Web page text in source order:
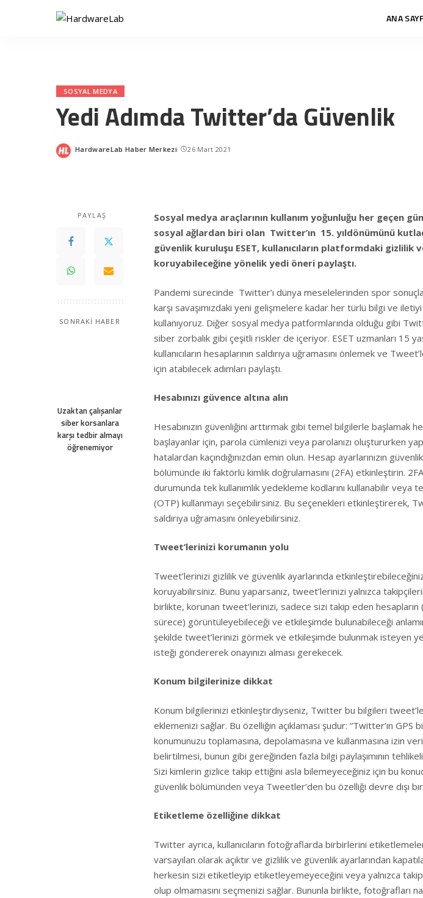
ANA
SOSYAL MEDYA
Yedi Adımda Twitter’da Güvenlik
Posted
HardwareLab Haber Merkezi 26 Mart 2021
PAYLAŞ
SONRAKİ HABER
Uzaktan çalışanlar
siber korsanlara
karşı tedbir almayı
öğrenemiyor
Sosyal medya araçlarının kullanım yoğunluğu her geçen
sosyal ağlardan biri olan Twitter’ın 15. yıldönümünü
güvenlik kuruluşu ESET, kullanıcıların platformdaki gizlilik
koruyabileceğine yönelik yedi öneri paylaştı.
Pandemi sürecinde Twitter’ı dünya meselelerinden spor
karşı savaşımızdaki yeni gelişmelere kadar her türlü bilgi ve
kullanıyoruz. Diğer sosyal medya patformlarında olduğu gibi
siber zorbalık gibi çeşitli riskler de içeriyor. ESET uzmanları 15
kullanıcıların hesaplarının saldırıya uğramasını önlemek ve
için atabilecek adımları paylaştı.
Hesabınızı güvence altına alın
Hesabınızın güvenliğini arttırmak gibi temel bilgilerle başlamak
başlayanlar için, parola cümlenizi veya parolanızı oluştururken
hatalardan kaçındığınızdan emin olun. Hesap ayarlarınızın
bölümünde iki faktörlü kimlik doğrulamasını (2FA) etkinleştirin.
durumunda tek kullanımlık yedekleme kodlarını kullanabilir veya
(OTP) kullanmayı seçebilirsiniz. Bu seçenekleri etkinleştirerek,
saldırıya uğramasını önleyebilirsiniz.
Tweet’lerinizi korumanın yolu
Tweet’lerinizi gizlilik ve güvenlik ayarlarında
koruyabilirsiniz. Bunu yaparsanız, tweet’lerinizi yalnızca
birlikte, korunan tweet’lerinizi, sadece sizi takip eden hesapların
sürece) görüntüleyebileceği ve etkileşimde bulunabileceği
şekilde tweet’lerinizi görmek ve etkileşimde bulunmak isteyen
isteği göndererek onayınızı alması gerekecek.
Konum bilgilerinize dikkat
Konum bilgilerinizi etkinleştirdiyseniz, Twitter bu bilgileri
eklemenizi sağlar. Bu özelliğin açıklaması şudur: “Twitter’ın GPS
konumunuzu toplamasına, depolamasına ve kullanmasına izin
belirtilmesi, bunun gibi gereğinden fazla bilgi paylaşımının tehlikeli
Sizi kimlerin gizlice takip ettiğini asla bilemeyeceğiniz için bu
güvenlik bölümünden veya Tweetler’den bu özelliği devre dışı
Etiketleme özelliğine dikkat
Twitter ayrıca, kullanıcıların fotoğraflarda birbirlerini
varsayılan olarak açıktır ve gizlilik ve güvenlik ayarlarından
herkesin sizi etiketleyip etiketleyemeyeceğini veya yalnızca takip
olup olmamasını seçmenizi sağlar. Bununla birlikte, fotoğrafları